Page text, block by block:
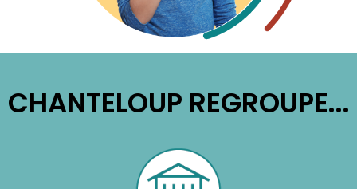
CHANTELOUP REGROUPE...